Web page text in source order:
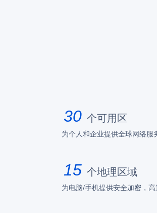
30 个可用区
为个人和企业提供全球网络服
15 个地理区域
为电脑/手机提供安全加密，